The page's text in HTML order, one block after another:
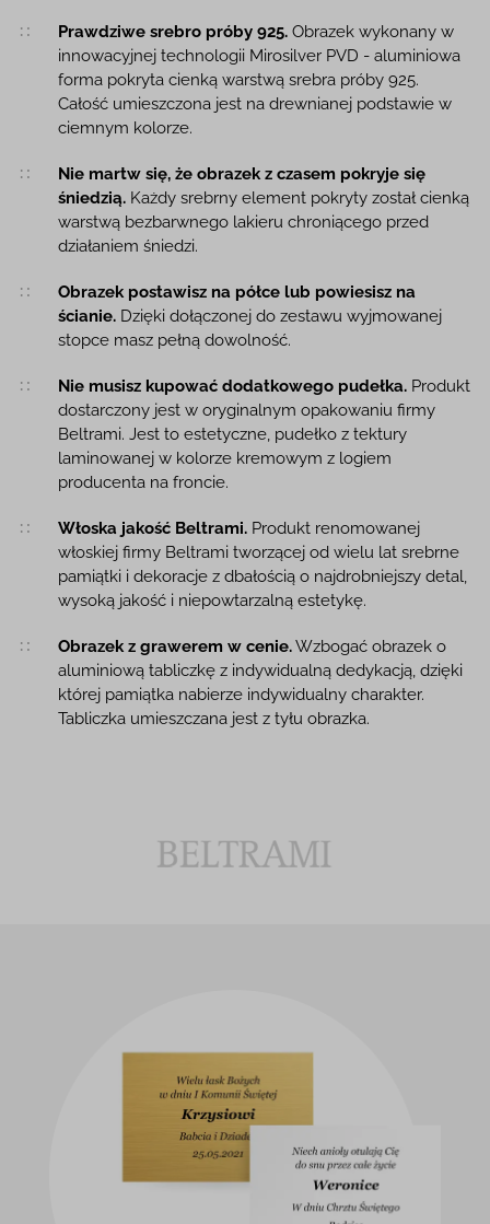
Prawdziwe srebro próby 925.Obrazek wykonany w
innowacyjnej technologii Mirosilver PVD - aluminiowa
forma pokryta cienką warstwą srebra próby 925.
Całość umieszczona jest na drewnianej podstawie w
ciemnym kolorze.
Nie martw się, że obrazek z czasem pokryje się
śniedzią.Każdy srebrny element pokryty został cienką
warstwą bezbarwnego lakieru chroniącego przed
działaniem śniedzi.
Obrazek postawisz na półce lub powiesisz na
ścianie.Dzięki dołączonej do zestawu wyjmowanej
stopce masz pełną dowolność.
Nie musisz kupować dodatkowego pudełka.Produkt
dostarczony jest w oryginalnym opakowaniu firmy
Beltrami. Jest to estetyczne, pudełko z tektury
laminowanej w kolorze kremowym z logiem
producenta na froncie.
Włoska jakość Beltrami.Produkt renomowanej
włoskiej firmy Beltrami tworzącej od wielu lat srebrne
pamiątki i dekoracje z dbałością o najdrobniejszy detal,
wysoką jakość i niepowtarzalną estetykę.
Obrazek z grawerem w cenie.Wzbogać obrazek o
aluminiową tabliczkę z indywidualną dedykacją, dzięki
której pamiątka nabierze indywidualny charakter.
Tabliczka umieszczana jest z tyłu obrazka.